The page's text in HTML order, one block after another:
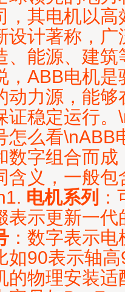
，其电机以高
设计著称，广
、能源、建筑
，ABB电机是
动力源，能够
证稳定运行。
怎么看\nABB
数字组合而成
含义，一般包
电机系列
表示更新一代
：数字表示
如90表示轴
的物理安装